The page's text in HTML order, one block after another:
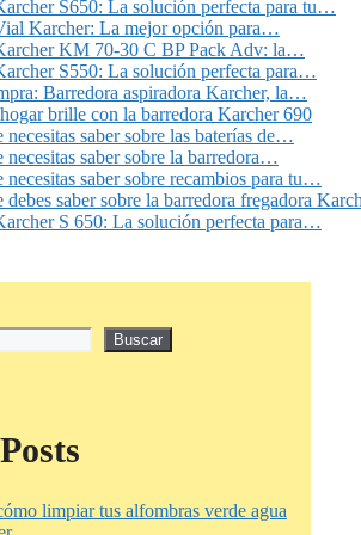
S650: La solución perfecta para tu…
Karcher: La mejor opción para…
KM 70-30 C BP Pack Adv: la…
S550: La solución perfecta para…
Barredora aspiradora Karcher, la…
brille con la barredora Karcher 690
necesitas saber sobre las baterías de…
necesitas saber sobre la barredora…
necesitas saber sobre recambios para tu…
debes saber sobre la barredora fregadora
S 650: La solución perfecta para…
Buscar
limpiar tus alfombras verde agua